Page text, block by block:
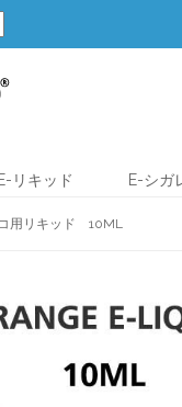
リキッド E-シガ
用リキッド 10ML